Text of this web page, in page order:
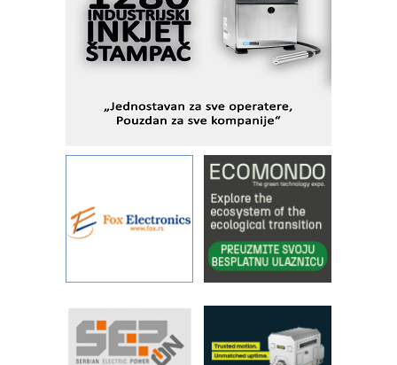
I.SAFE MOBILE revolucioniše
industrijsku automatizaciju
pionirskimmobile operator PANEL-OM
Fleksibilno stezanje i brzo
KIP KOP – napredna rešenja za
savremene industrijske i logističke
Alba d.o.o. – 35 godina preciznosti u
metrologiji i pametnim dozirnim
rešenjima
IBeRTIM - oprema za ispitivanje
STAUFF – Komponente koje
sistema
YAMADA pumpe – japanska
pouzdanost u transferu fluida